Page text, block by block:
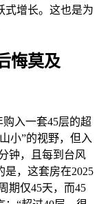
式增长。这也是为
悔莫及
购入一套45层的超
小”的视野，但入
钟，且每到台风
是，这套房在2025
期仅45天，而45